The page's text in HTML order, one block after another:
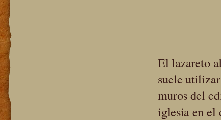
El lazareto
suele
muros del
iglesia en el